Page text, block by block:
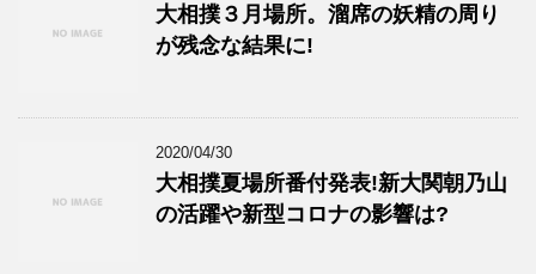
大相撲３月場所。溜席の妖精の周り
が残念な結果に!
2020/04/30
大相撲夏場所番付発表!新大関朝乃山
の活躍や新型コロナの影響は?